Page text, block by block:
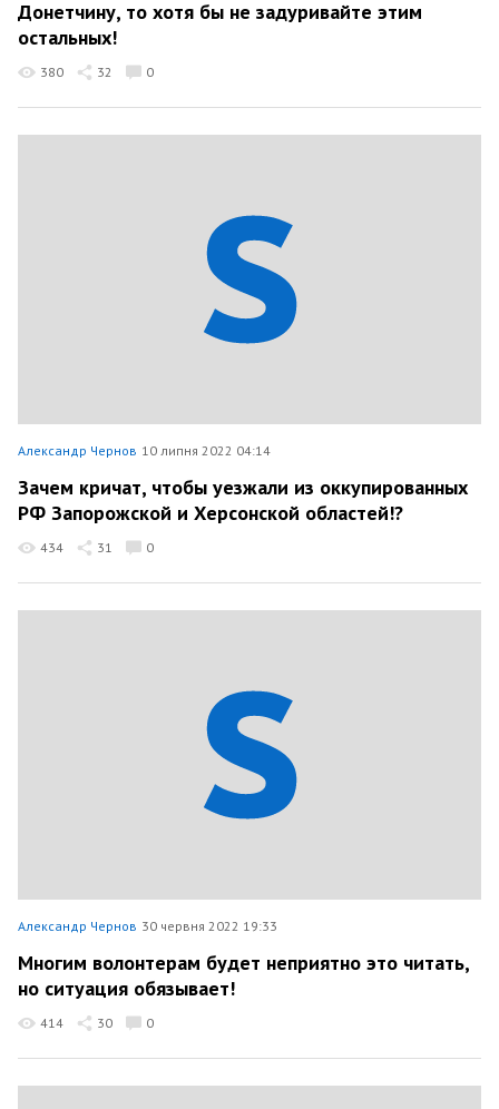
Донетчину, то хотя бы не задуривайте этим
остальных!
380 32 0
Александр Чернов 10 липня 2022 04:14
Зачем кричат, чтобы уезжали из оккупированных
РФ Запорожской и Херсонской областей!?
434 31 0
Александр Чернов 30 червня 2022 19:33
Многим волонтерам будет неприятно это читать,
но ситуация обязывает!
414 30 0